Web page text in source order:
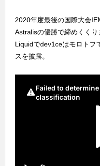
2020年度最後の国際大会
Astralisの優勝で締めくく
Liquidでdev1ceはモロトフ
スを披露。